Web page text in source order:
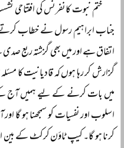
ختم نبوت کانفرنس کی افتتاحی
جناب ابراہیم رسول نے خطاب
اتفاق ہے اور میں بھی گزشتہ ربع
گزارش کر رہا ہوں کہ قادیانیت کا مسئلہ
میں بات کرنے کے لیے ہمیں آج کے
اسلوب اور نفسیات کو سمجھنا ہو گا
کرنا ہو گا۔ کیپ ٹاؤن کرکٹ کے